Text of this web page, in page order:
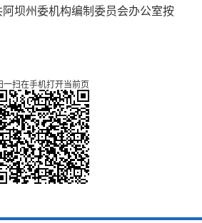
坝州委机构编制委员会办公室按
一扫在手机打开当前页